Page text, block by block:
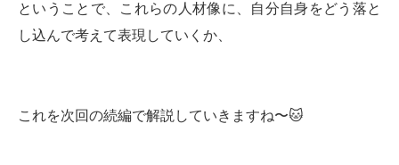
ということで、これらの人材像に、自分自身をどう落と
し込んで考えて表現していくか、
これを次回の続編で解説していきますね〜🐱